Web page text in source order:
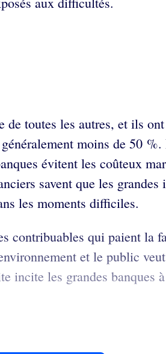
toutes les autres, et ils
moins de 50
évitent les coûteux
savent que les
les moments difficiles.
contribuables qui paient la
et le public
incite les grandes banques